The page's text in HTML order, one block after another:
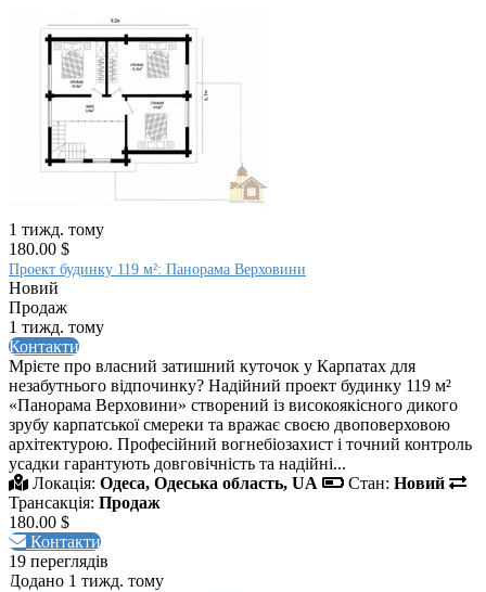
1 тижд. тому
180.00 $
Проект будинку 119 м²: Панорама Верховини
Новий
Продаж
1 тижд. тому
Контакти
Мрієте про власний затишний куточок у Карпатах для
незабутнього відпочинку? Надійний проект будинку 119 м²
«Панорама Верховини» створений із високоякісного дикого
зрубу карпатської смереки та вражає своєю двоповерховою
архітектурою. Професійний вогнебіозахист і точний контроль
усадки гарантують довговічність та надійні...
Локація: Одеса, Одеська область, UA Стан: Новий
Трансакція: Продаж
180.00 $
Контакти
19 переглядів
Додано 1 тижд. тому